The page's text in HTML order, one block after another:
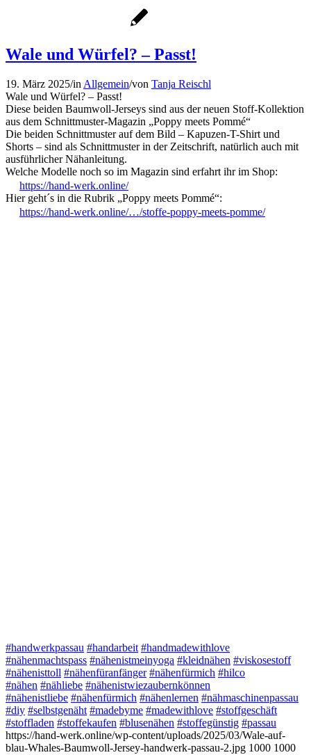
Wale und Würfel? – Passt!
19. März 2025/in Allgemein/von Tanja Reischl
Wale und Würfel? – Passt!
Diese beiden Baumwoll-Jerseys sind aus der neuen Stoff-Kollektion
aus dem Schnittmuster-Magazin „Poppy meets Pommé“
Die beiden Schnittmuster auf dem Bild – Kapuzen-T-Shirt und
Shorts – sind als Schnittmuster in der Zeitschrift, natürlich auch mit
ausführlicher Nähanleitung.
Welche Modelle noch so im Magazin sind erfahrt ihr im Shop:
https://hand-werk.online/
Hier geht´s in die Rubrik „Poppy meets Pommé“:
https://hand-werk.online/…/stoffe-poppy-meets-pomme/
#handwerkpassau #handarbeit #handmadewithlove
#nähenmachtspass #nähenistmeinyoga #kleidnähen #viskosestoff
#nähenisttoll #nähenfüranfänger #nähenfürmich #hilco
#nähen #nähliebe #nähenistwiezaubernkönnen
#nähenistliebe #nähenfürmich #nähenlernen #nähmaschinenpassau
#diy #selbstgenäht #madebyme #madewithlove #stoffgeschäft
#stoffladen #stoffekaufen #blusenähen #stoffegünstig #passau
https://hand-werk.online/wp-content/uploads/2025/03/Wale-auf-
blau-Whales-Baumwoll-Jersey-handwerk-passau-2.jpg 1000 1000